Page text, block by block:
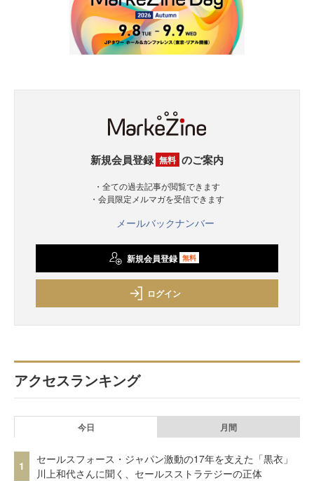
新規会員登録 無料 のご案内
・全ての過去記事が閲覧できます
・会員限定メルマガを受信できます
メールバックナンバー
新規会員登録 無料
ログイン
アクセスランキング
今日 月間
1
セールスフォース・ジャパン激動の17年を支えた「黒衣」
川上和代さんに聞く、セールスストラテジーの正体